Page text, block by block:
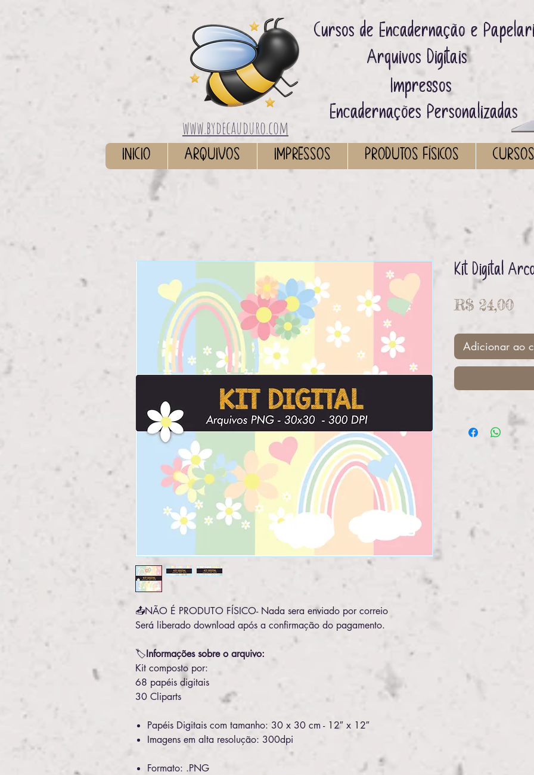
www.bydecauduro.com
Cursos de Encadernação e
Arquivos Digitais ​
Impressos ​
Encadernações Personalizadas
INICIO ARQUIVOS IMPRESSOS PRODUTOS FÍSICOS CURSOS
📤NÃO É PRODUTO FÍSICO- Nada sera enviado por correio
Será liberado download após a confirmação do pagamento.
🏷️Informações sobre o arquivo:
Kit composto por:
68 papéis digitais
30 Cliparts
Papéis Digitais com tamanho: 30 x 30 cm - 12″ x 12″
Imagens em alta resolução: 300dpi
Formato: .PNG
Kit Digital
R$ 24,00
Adicionar ao